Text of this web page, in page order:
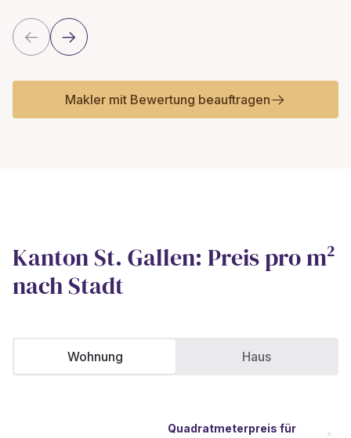
Makler mit Bewertung beauftragen
Kanton St. Gallen: Preis pro m²
nach Stadt
Wohnung Haus
Quadratmeterpreis für